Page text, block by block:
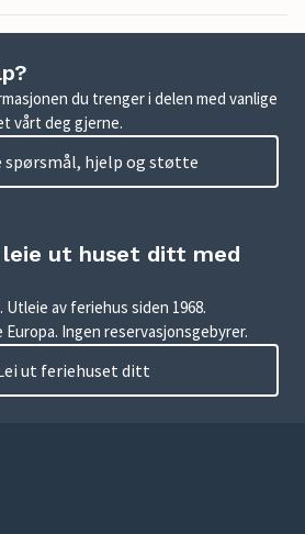
du trenger i delen med vanlige
vårt deg gjerne.
spørsmål, hjelp og støtte
leie ut huset ditt med
Utleie av feriehus siden 1968.
Ingen reservasjonsgebyrer.
ut feriehuset ditt